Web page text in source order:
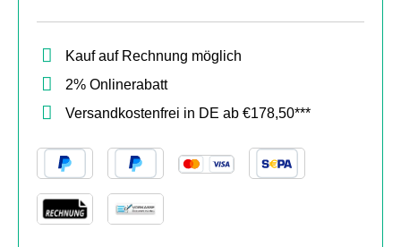
Kauf auf Rechnung möglich
2% Onlinerabatt
Versandkostenfrei in DE ab €178,50***